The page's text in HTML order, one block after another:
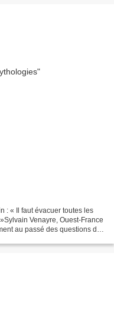
: « Il faut évacuer toutes les
Venayre, Ouest-France
au passé des questions de